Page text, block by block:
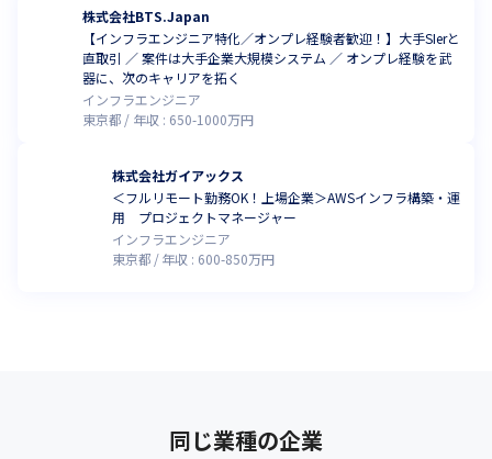
今回の共同育成プロジェクトにより、ＥＤＲ（Endpoint
Detection and Response）
に特化したセキュリティエンジニアの育成を実施。
また、幅広い分野のセキュリティエンジニアの育成を予定してお
「ネットワークスペシャリスト」「情報処理安全確保支援士」の
セキュリティアーキテクト、セキュリティ対策や組織づくりの提
セキュリティコンサルタント、ホワイトハッカーレベルの人材を
育成する計画です。
株式会社BTS.Japan
【インフラエンジニア特化／オンプレ経験者歓迎！】大手SIerと
直取引 ／ 案件は大手企業大規模システム ／ オンプレ経験を武
器に、次のキャリアを拓く
インフラエンジニア
東京都
年収 : 650-1000万円
株式会社ガイアックス
＜フルリモート勤務OK！上場企業＞AWSインフラ構築・運
用 プロジェクトマネージャー
インフラエンジニア
東京都
年収 : 600-850万円
同じ業種の企業